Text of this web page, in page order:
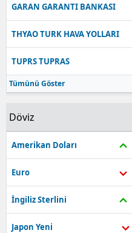
GARAN GARANTI BANKASI
THYAO TURK HAVA YOLLARI
TUPRS TUPRAS
Tümünü Göster
Döviz
Amerikan Doları
Euro
İngiliz Sterlini
Japon Yeni